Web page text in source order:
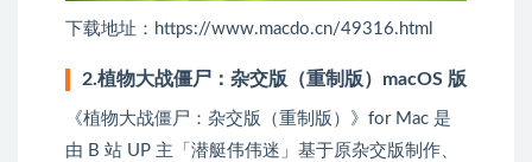
下载地址：https://www.macdo.cn/49316.html
2.植物大战僵尸：杂交版（重制版）macOS 版
《植物大战僵尸：杂交版（重制版）》for Mac 是
由 B 站 UP 主「潜艇伟伟迷」基于原杂交版制作、